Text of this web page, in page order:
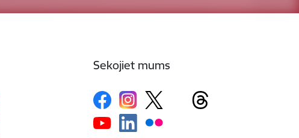
Sekojiet mums